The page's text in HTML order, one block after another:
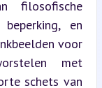
filosofische
en
voor
met
schets van